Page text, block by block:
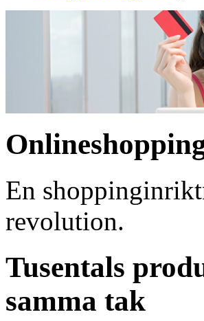
En
revolution.
Tusentals
samma tak